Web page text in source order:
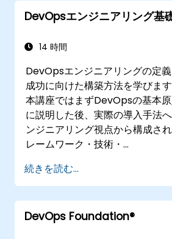
DevOpsエンジニアリング基
14 時間
DevOpsエンジニアリングの定
成功に向けた構築方法を学びます
本講座ではまずDevOpsの基本
に説明した後、実際の導入手法
ンジニアリング視点から構成さ
レームワーク・技術・
ション手法・継続的デリバリーお
的テスト・弾力性の高い基盤技
可観測性・ガバナンス・人的側
DevOpsエンジニアリング動向な
続きを読む...
DevOps Foundation®